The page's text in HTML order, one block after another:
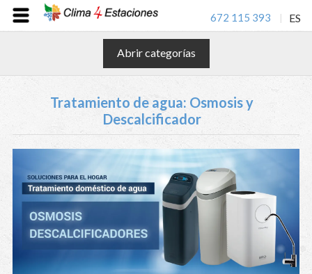
672 115 393 ES
Abrir categorías
Tratamiento de agua: Osmosis y
Descalcificador